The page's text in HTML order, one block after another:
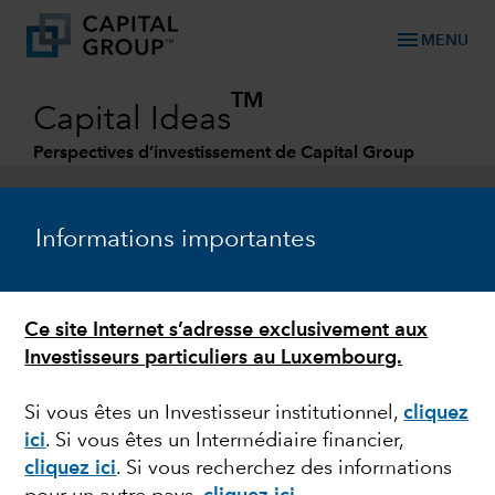
Informations importantes
Ce site Internet s’adresse exclusivement aux
Investisseurs particuliers au Luxembourg.
Si vous êtes un Investisseur institutionnel,cliquez
ici. Si vous êtes un Intermédiaire financier,
cliquez ici. Si vous recherchez des informations
menu MENU
Capital Ideas
TM
Perspectives d’investissement de Capital Group
VOLATILITÉ BOURSIÈRE